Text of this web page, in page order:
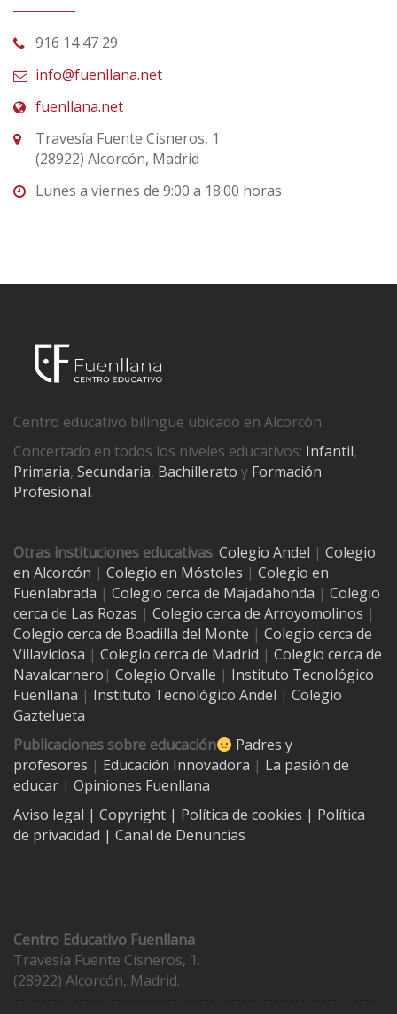
916 14 47 29
info@fuenllana.net
fuenllana.net
Travesía Fuente Cisneros, 1
(28922) Alcorcón, Madrid
Lunes a viernes de 9:00 a 18:00 horas
Centro educativo bilingüe ubicado en Alcorcón.
Concertado en todos los niveles educativos: Infantil,
Primaria, Secundaria, Bachillerato y Formación
Profesional.
Otras instituciones educativas: Colegio Andel | Colegio
en Alcorcón | Colegio en Móstoles | Colegio en
Fuenlabrada | Colegio cerca de Majadahonda | Colegio
cerca de Las Rozas | Colegio cerca de Arroyomolinos |
Colegio cerca de Boadilla del Monte | Colegio cerca de
Villaviciosa | Colegio cerca de Madrid | Colegio cerca de
Navalcarnero | Colegio Orvalle | Instituto Tecnológico
Fuenllana | Instituto Tecnológico Andel | Colegio
Gaztelueta
Publicaciones sobre educación
Padres y
profesores | Educación Innovadora | La pasión de
educar | Opiniones Fuenllana
Aviso legal | Copyright | Política de cookies | Política
de privacidad | Canal de Denuncias
Centro Educativo Fuenllana
Travesía Fuente Cisneros, 1.
(28922) Alcorcón, Madrid.